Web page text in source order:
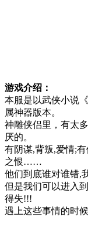
游戏介绍：
本服是以武侠小说
属神器版本。
神雕侠侣里，有太
厌的。
有阴谋,背叛,爱情;
之恨……
他们到底谁对谁错,
但是我们可以进入
得失!!!
遇上这些事情的时